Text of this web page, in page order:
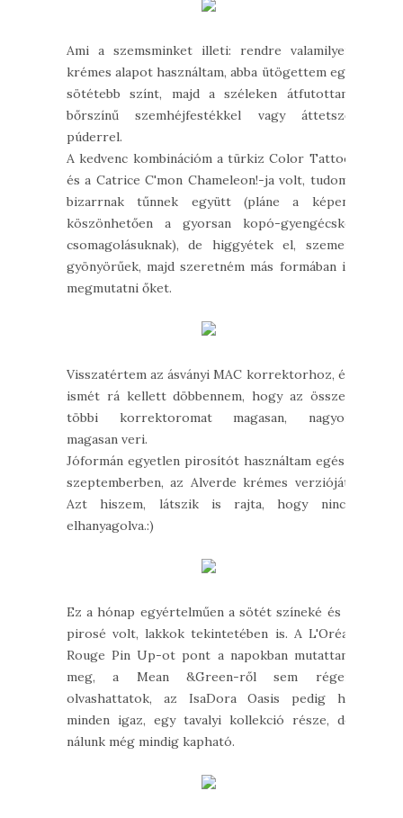
Ami a szemsminket illeti: rendre valamilyen
krémes alapot használtam, abba ütögettem egy
sötétebb színt, majd a széleken átfutottam
bőrszínű szemhéjfestékkel vagy áttetsző
púderrel.
A kedvenc kombinációm a türkiz Color Tattoo
és a Catrice C'mon Chameleon!-ja volt, tudom,
bizarrnak tűnnek együtt (pláne a képen,
köszönhetően a gyorsan kopó-gyengécske
csomagolásuknak), de higgyétek el, szemen
gyönyörűek, majd szeretném más formában is
megmutatni őket.
Visszatértem az ásványi MAC korrektorhoz, és
ismét rá kellett döbbennem, hogy az összes
többi korrektoromat magasan, nagyon
magasan veri.
Jóformán egyetlen pirosítót használtam egész
szeptemberben, az Alverde krémes verzióját.
Azt hiszem, látszik is rajta, hogy nincs
elhanyagolva.:)
Ez a hónap egyértelműen a sötét színeké és a
pirosé volt, lakkok tekintetében is. A L'Oréal
Rouge Pin Up-ot pont a napokban mutattam
meg, a Mean &Green-ről sem régen
olvashattatok, az IsaDora Oasis pedig ha
minden igaz, egy tavalyi kollekció része, de
nálunk még mindig kapható.